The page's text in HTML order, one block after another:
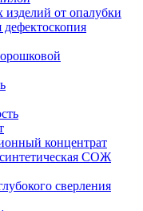
от опалубки
концентрат
СОЖ
сверления